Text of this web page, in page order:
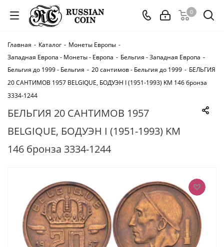
0
Главная - Каталог - Монеты Европы -
Западная Европа - Монеты - Европа - Бельгия - Западная Европа -
Бельгия до 1999 - Бельгия - 20 сантимов - Бельгия до 1999 - БЕЛЬГИЯ
20 САНТИМОВ 1957 BELGIQUE, БОДУЭН I (1951-1993) KM 146 бронза
3334-1244
БЕЛЬГИЯ 20 САНТИМОВ 1957
BELGIQUE, БОДУЭН I (1951-1993) KM
146 бронза 3334-1244